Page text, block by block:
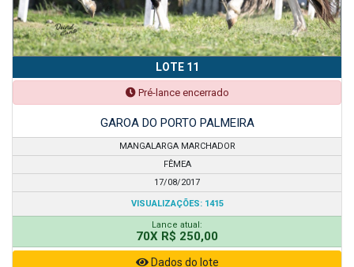
LOTE 11
Pré-lance encerrado
GAROA DO PORTO PALMEIRA
MANGALARGA MARCHADOR
FÊMEA
17/08/2017
VISUALIZAÇÕES: 1415
Lance atual:
70X R$ 250,00
Dados do lote